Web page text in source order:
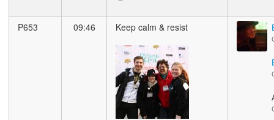
P653 09:46 Keep calm & resist